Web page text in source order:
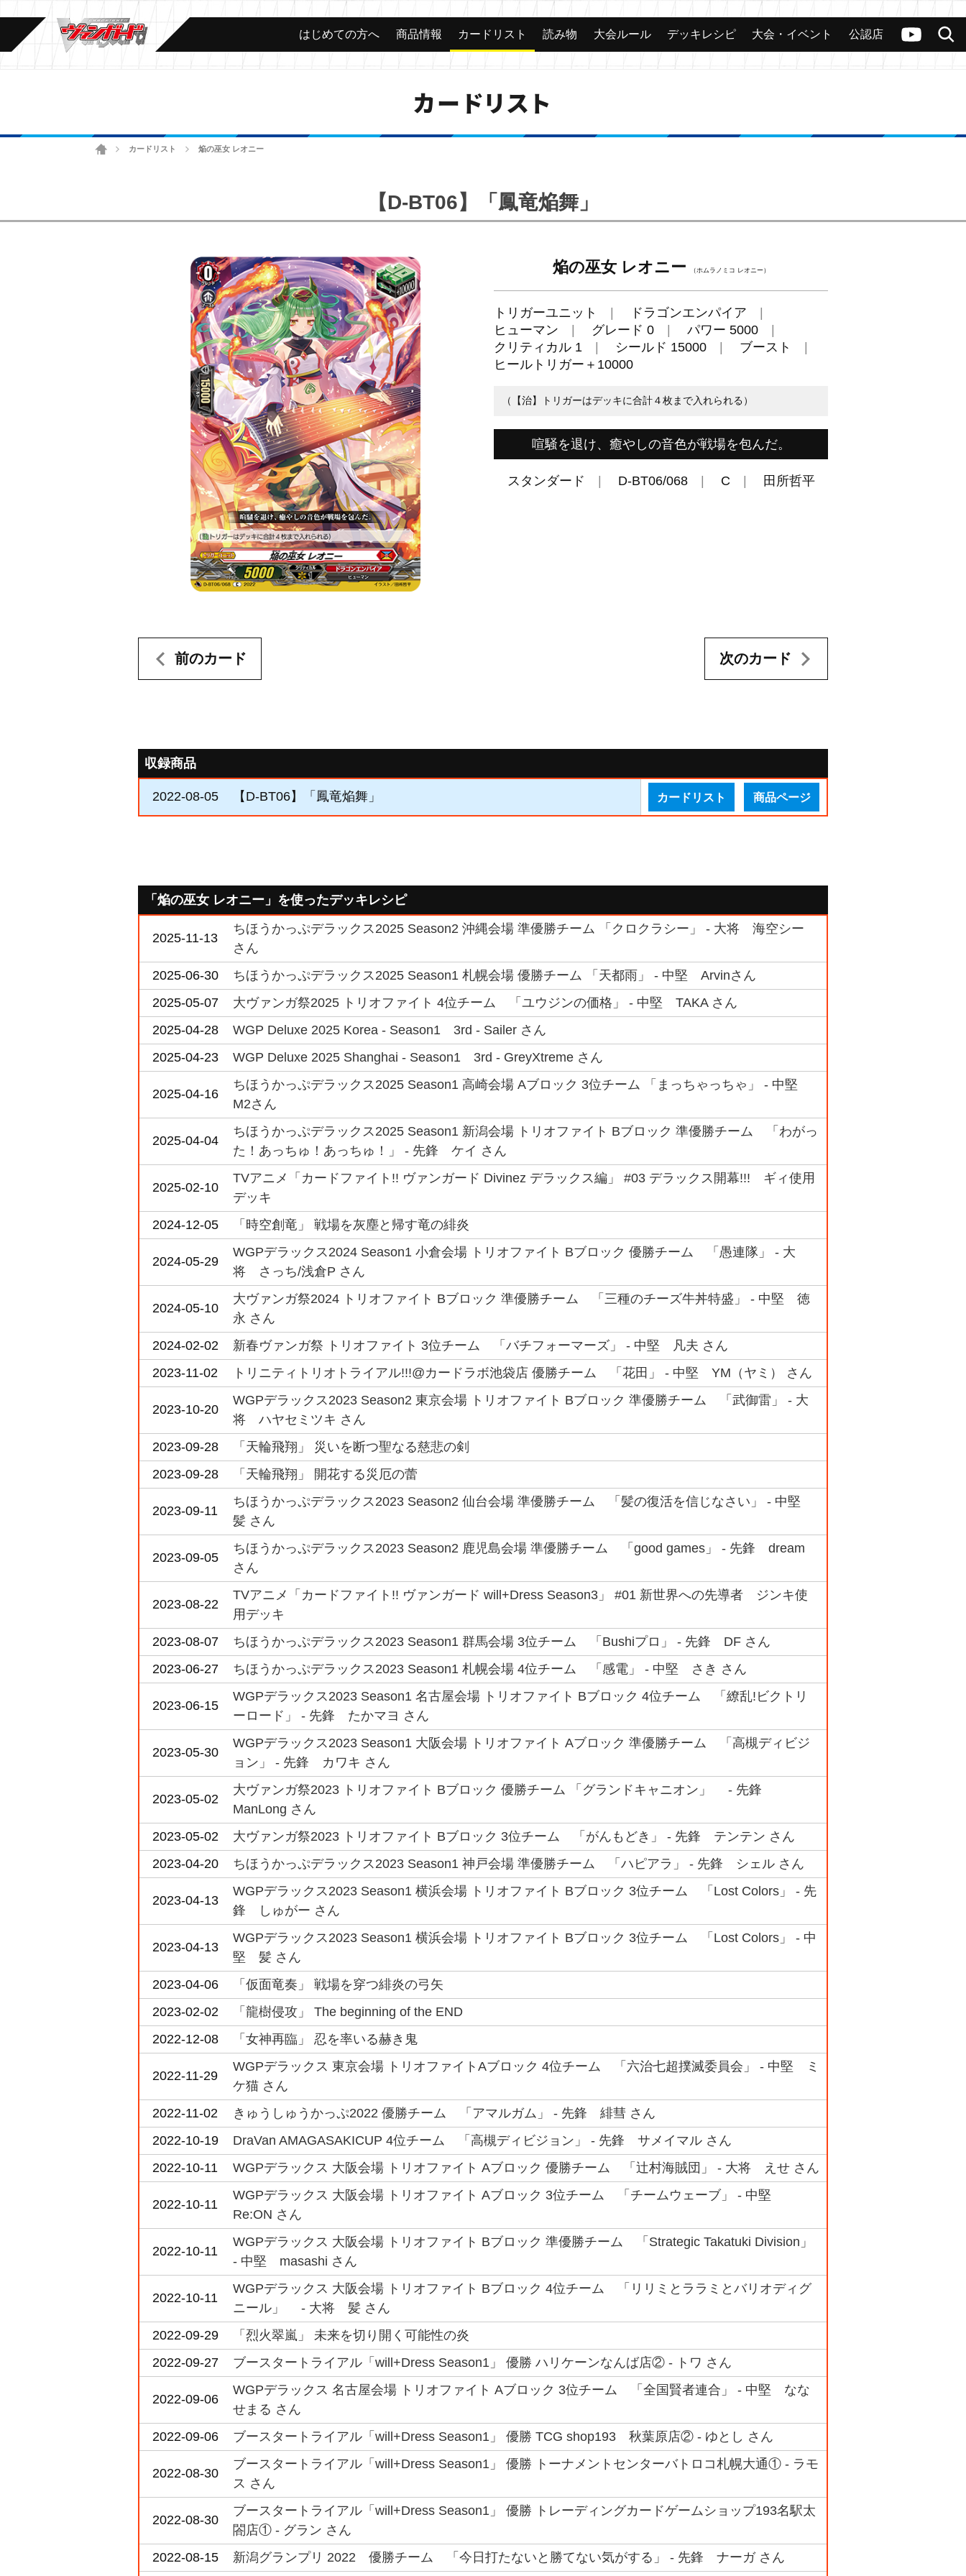
ヴァンガードch
検索
カード 大会 公認店舗 その他
はじめての方へ 商品情報 カードリスト 読み物 大会ルール デッキレシピ 大会・イベント 公認店
カードリスト
ホームカードリスト 焔の巫女 レオニー
【D-BT06】「鳳竜焔舞」
焔の巫女 レオニー （ホムラノミコ レオニー）
トリガーユニット
ドラゴンエンパイア
ヒューマン
グレード 0
パワー 5000
クリティカル 1
シールド 15000
ブースト
ヒールトリガー＋10000
（【治】トリガーはデッキに合計４枚まで入れられる）
喧騒を退け、癒やしの音色が戦場を包んだ。
スタンダード D-BT06/068 C 田所哲平
前のカード 次のカード
収録商品
2022-08-05 【D-BT06】「鳳竜焔舞」 カードリスト 商品ページ
「焔の巫女 レオニー」を使ったデッキレシピ
2025-11-13
ちほうかっぷデラックス2025 Season2 沖縄会場 準優勝チーム 「クロクラシー」 - 大将 海空シー
さん
2025-06-30
ちほうかっぷデラックス2025 Season1 札幌会場 優勝チーム 「天都雨」 - 中堅 Arvinさん
2025-05-07
大ヴァンガ祭2025 トリオファイト 4位チーム 「ユウジンの価格」 - 中堅 TAKA さん
2025-04-28
WGP Deluxe 2025 Korea - Season1 3rd - Sailer さん
2025-04-23
WGP Deluxe 2025 Shanghai - Season1 3rd - GreyXtreme さん
2025-04-16
ちほうかっぷデラックス2025 Season1 高崎会場 Aブロック 3位チーム 「まっちゃっちゃ」 - 中堅
M2さん
2025-04-04
ちほうかっぷデラックス2025 Season1 新潟会場 トリオファイト Bブロック 準優勝チーム 「わがっ
た！あっちゅ！あっちゅ！」 - 先鋒 ケイ さん
2025-02-10
TVアニメ「カードファイト!! ヴァンガード Divinez デラックス編」 #03 デラックス開幕!!! ギィ使用
デッキ
2024-12-05
「時空創竜」 戦場を灰塵と帰す竜の緋炎
2024-05-29
WGPデラックス2024 Season1 小倉会場 トリオファイト Bブロック 優勝チーム 「愚連隊」 - 大
将 さっち/浅倉P さん
2024-05-10
大ヴァンガ祭2024 トリオファイト Bブロック 準優勝チーム 「三種のチーズ牛丼特盛」 - 中堅 徳
永 さん
2024-02-02
新春ヴァンガ祭 トリオファイト 3位チーム 「バチフォーマーズ」 - 中堅 凡夫 さん
2023-11-02
トリニティトリオトライアル!!!@カードラボ池袋店 優勝チーム 「花田」 - 中堅 YM（ヤミ） さん
2023-10-20
WGPデラックス2023 Season2 東京会場 トリオファイト Bブロック 準優勝チーム 「武御雷」 - 大
将 ハヤセミツキ さん
2023-09-28
「天輪飛翔」 災いを断つ聖なる慈悲の剣
2023-09-28
「天輪飛翔」 開花する災厄の蕾
2023-09-11
ちほうかっぷデラックス2023 Season2 仙台会場 準優勝チーム 「髪の復活を信じなさい」 - 中堅
髪 さん
2023-09-05
ちほうかっぷデラックス2023 Season2 鹿児島会場 準優勝チーム 「good games」 - 先鋒 dream
さん
2023-08-22
TVアニメ「カードファイト!! ヴァンガード will+Dress Season3」 #01 新世界への先導者 ジンキ使
用デッキ
2023-08-07
ちほうかっぷデラックス2023 Season1 群馬会場 3位チーム 「Bushiプロ」 - 先鋒 DF さん
2023-06-27
ちほうかっぷデラックス2023 Season1 札幌会場 4位チーム 「感電」 - 中堅 さき さん
2023-06-15
WGPデラックス2023 Season1 名古屋会場 トリオファイト Bブロック 4位チーム 「繚乱!ビクトリ
ーロード」 - 先鋒 たかマヨ さん
2023-05-30
WGPデラックス2023 Season1 大阪会場 トリオファイト Aブロック 準優勝チーム 「高槻ディビジ
ョン」 - 先鋒 カワキ さん
2023-05-02
大ヴァンガ祭2023 トリオファイト Bブロック 優勝チーム 「グランドキャニオン」 - 先鋒
ManLong さん
2023-05-02
大ヴァンガ祭2023 トリオファイト Bブロック 3位チーム 「がんもどき」 - 先鋒 テンテン さん
2023-04-20
ちほうかっぷデラックス2023 Season1 神戸会場 準優勝チーム 「ハピアラ」 - 先鋒 シェル さん
2023-04-13
WGPデラックス2023 Season1 横浜会場 トリオファイト Bブロック 3位チーム 「Lost Colors」 - 先
鋒 しゅがー さん
2023-04-13
WGPデラックス2023 Season1 横浜会場 トリオファイト Bブロック 3位チーム 「Lost Colors」 - 中
堅 髪 さん
2023-04-06
「仮面竜奏」 戦場を穿つ緋炎の弓矢
2023-02-02
「龍樹侵攻」 The beginning of the END
2022-12-08
「女神再臨」 忍を率いる赫き鬼
2022-11-29
WGPデラックス 東京会場 トリオファイトAブロック 4位チーム 「六治七超撲滅委員会」 - 中堅 ミ
ケ猫 さん
2022-11-02
きゅうしゅうかっぷ2022 優勝チーム 「アマルガム」 - 先鋒 緋彗 さん
2022-10-19
DraVan AMAGASAKICUP 4位チーム 「高槻ディビジョン」 - 先鋒 サメイマル さん
2022-10-11
WGPデラックス 大阪会場 トリオファイト Aブロック 優勝チーム 「辻村海賊団」 - 大将 えせ さん
2022-10-11
WGPデラックス 大阪会場 トリオファイト Aブロック 3位チーム 「チームウェーブ」 - 中堅
Re:ON さん
2022-10-11
WGPデラックス 大阪会場 トリオファイト Bブロック 準優勝チーム 「Strategic Takatuki Division」
- 中堅 masashi さん
2022-10-11
WGPデラックス 大阪会場 トリオファイト Bブロック 4位チーム 「リリミとララミとバリオディグ
ニール」 - 大将 髪 さん
2022-09-29
「烈火翠嵐」 未来を切り開く可能性の炎
2022-09-27
ブースタートライアル「will+Dress Season1」 優勝 ハリケーンなんば店② - トワ さん
2022-09-06
WGPデラックス 名古屋会場 トリオファイト Aブロック 3位チーム 「全国賢者連合」 - 中堅 なな
せまる さん
2022-09-06
ブースタートライアル「will+Dress Season1」 優勝 TCG shop193 秋葉原店② - ゆとし さん
2022-08-30
ブースタートライアル「will+Dress Season1」 優勝 トーナメントセンターバトロコ札幌大通① - ラモ
ス さん
2022-08-30
ブースタートライアル「will+Dress Season1」 優勝 トレーディングカードゲームショップ193名駅太
閤店① - グラン さん
2022-08-15
新潟グランプリ 2022 優勝チーム 「今日打たないと勝てない気がする」 - 先鋒 ナーガ さん